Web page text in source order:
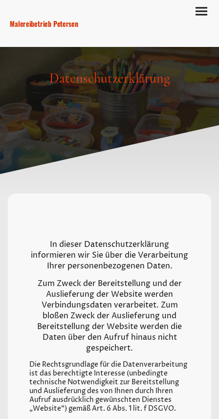
Malereibetrieb Petersen
Datenschutzerklärung
In dieser Datenschutzerklärung
informieren wir Sie über die Verarbeitung
Ihrer personenbezogenen Daten.
Zum Zweck der Bereitstellung und der
Auslieferung der Website werden
Verbindungsdaten verarbeitet. Zum
bloßen Zweck der Auslieferung und
Bereitstellung der Website werden die
Daten über den Aufruf hinaus nicht
gespeichert.
Die Rechtsgrundlage für die Datenverarbeitung
ist das berechtigte Interesse (unbedingte
technische Notwendigkeit zur Bereitstellung
und Auslieferung des von Ihnen durch Ihren
Aufruf ausdrücklich gewünschten Dienstes
„Website“) gemäß Art. 6 Abs. 1 lit. f DSGVO.